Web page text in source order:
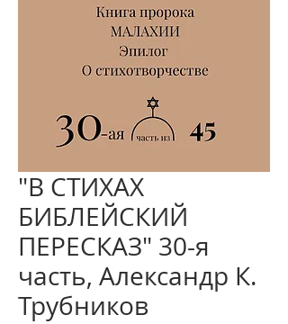
"В СТИХАХ
БИБЛЕЙСКИЙ
ПЕРЕСКАЗ" 30-я
часть, Александр К.
Трубников